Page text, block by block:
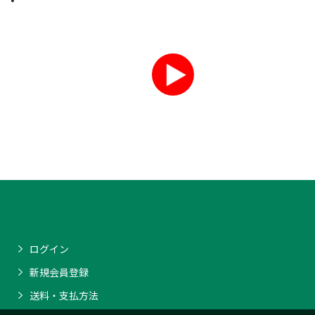
ログイン
新規会員登録
送料・支払方法